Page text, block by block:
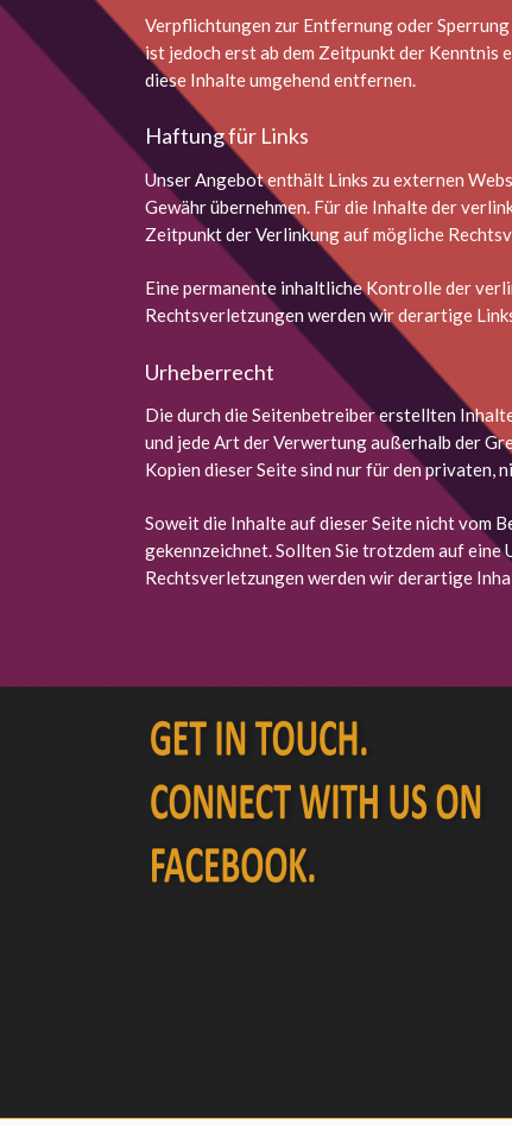
Verpflichtungen zur Entfernung oder
ist jedoch erst ab dem Zeitpunkt der Kenntnis
diese Inhalte umgehend entfernen.
Haftung für Links
Unser Angebot enthält Links zu externen
Gewähr übernehmen. Für die Inhalte der
Zeitpunkt der Verlinkung auf mögliche
Eine permanente inhaltliche Kontrolle der
Rechtsverletzungen werden wir derartige
Urheberrecht
Die durch die Seitenbetreiber erstellten
und jede Art der Verwertung außerhalb der
Kopien dieser Seite sind nur für den privaten,
Soweit die Inhalte auf dieser Seite nicht vom
gekennzeichnet. Sollten Sie trotzdem auf
Rechtsverletzungen werden wir derartige